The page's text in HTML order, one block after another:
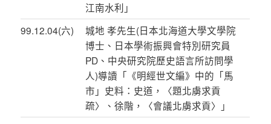
江南水利」
99.12.04(六)
城地 孝先生(日本北海道大學文學院
博士、日本學術振興會特別研究員
PD、中央研究院歷史語言所訪問學
人)導讀「《明經世文編》中的「馬
市」史料：史道，〈題北虜求貢
疏〉、徐階，〈會議北虜求貢〉」